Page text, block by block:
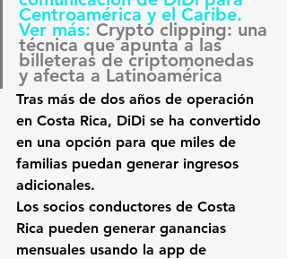
Centroamérica y el Caribe.
Ver más: Crypto clipping: una
técnica que apunta a las
billeteras de criptomonedas
y afecta a Latinoamérica
Tras más de dos años de operación
en Costa Rica, DiDi se ha convertido
en una opción para que miles de
familias puedan generar ingresos
adicionales.
Los socios conductores de Costa
Rica pueden generar ganancias
mensuales usando la app de